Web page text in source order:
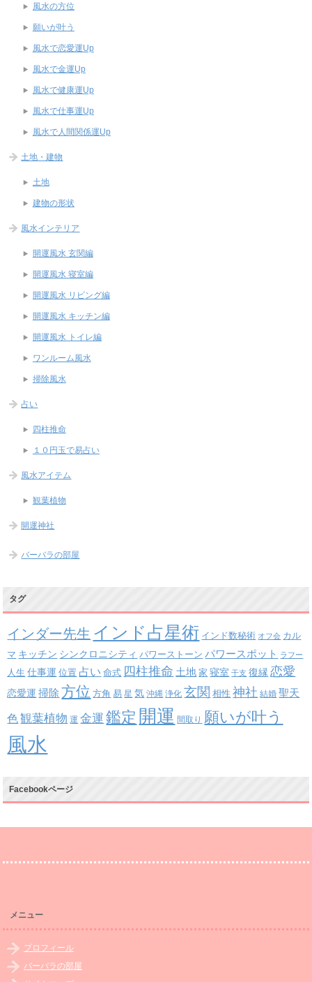
風水の方位
願いが叶う
風水で恋愛運Up
風水で金運Up
風水で健康運Up
風水で仕事運Up
風水で人間関係運Up
土地・建物
土地
建物の形状
風水インテリア
開運風水 玄関編
開運風水 寝室編
開運風水 リビング編
開運風水 キッチン編
開運風水 トイレ編
ワンルーム風水
掃除風水
占い
四柱推命
１０円玉で易占い
風水アイテム
観葉植物
開運神社
バーバラの部屋
タグ
インダー先生 インド占星術 インド数秘術 オフ会 カル
マ キッチン シンクロニシティ パワーストーン パワースポット ラフー
人生 仕事運 位置 占い 命式 四柱推命 土地 家 寝室 干支 復縁 恋愛
恋愛運 掃除 方位 方角 易 星 気 沖縄 浄化 玄関 相性 神社 結婚 聖天
色 観葉植物 運 金運 鑑定 開運 間取り 願いが叶う
風水
Facebookページ
メニュー
プロフィール
バーバラの部屋